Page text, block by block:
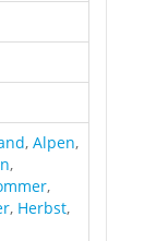
, Alpen,
,
,
, Herbst,